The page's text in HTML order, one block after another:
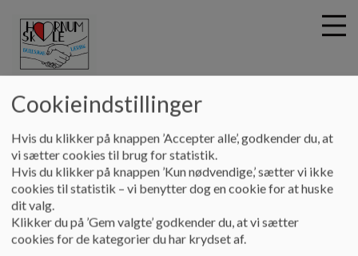
Hornum skole
Vores skole Profilskole Interview med eleverne
Interview med eleverne
Interview med eleverne
Cookieindstillinger
Hvis du klikker på knappen ’Accepter alle’, godkender du, at
vi sætter cookies til brug for statistik.
Hvis du klikker på knappen ’Kun nødvendige,’ sætter vi ikke
cookies til statistik – vi benytter dog en cookie for at huske
dit valg.
Klikker du på ’Gem valgte’ godkender du, at vi sætter
cookies for de kategorier du har krydset af.